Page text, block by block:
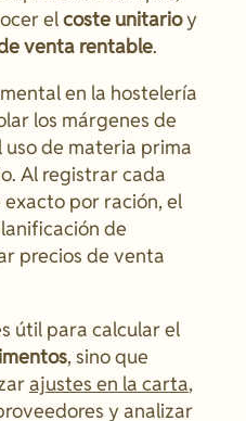
elcoste unitarioy
venta rentable.
en la hostelería
los márgenes de
de materia prima
Al registrar cada
por ración, el
de
precios de venta
útil para calcular el
, sino que
ajustes en la carta,
y analizar